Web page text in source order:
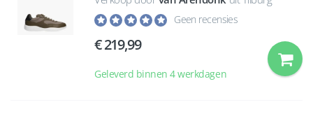
Geen recensies
219,99
Geleverd binnen 4 werkdagen